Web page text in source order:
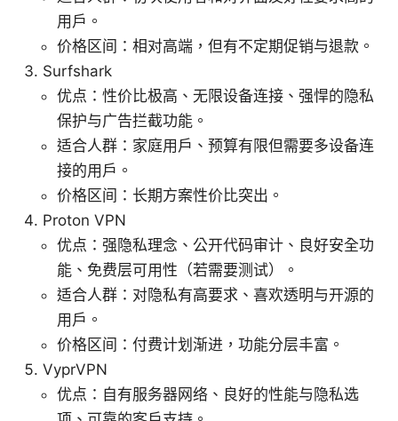
用户。
价格区间：相对高端，但有不定期促销与退款。
Surfshark
优点：性价比极高、无限设备连接、强悍的隐私
保护与广告拦截功能。
适合人群：家庭用户、预算有限但需要多设备连
接的用户。
价格区间：长期方案性价比突出。
Proton VPN
优点：强隐私理念、公开代码审计、良好安全功
能、免费层可用性（若需要测试）。
适合人群：对隐私有高要求、喜欢透明与开源的
用户。
价格区间：付费计划渐进，功能分层丰富。
VyprVPN
优点：自有服务器网络、良好的性能与隐私选